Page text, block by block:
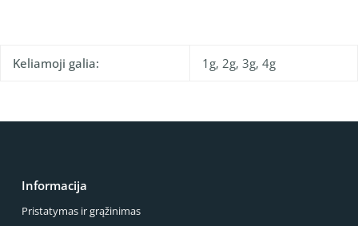
Keliamoji galia: 1g, 2g, 3g, 4g
Informacija
Pristatymas ir grąžinimas